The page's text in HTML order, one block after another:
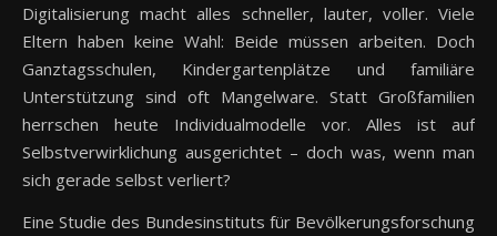
Digitalisierung macht alles schneller, lauter, voller. Viele
Eltern haben keine Wahl: Beide müssen arbeiten. Doch
Ganztagsschulen, Kindergartenplätze und familiäre
Unterstützung sind oft Mangelware. Statt Großfamilien
herrschen heute Individualmodelle vor. Alles ist auf
Selbstverwirklichung ausgerichtet – doch was, wenn man
sich gerade selbst verliert?
Eine Studie des Bundesinstituts für Bevölkerungsforschung